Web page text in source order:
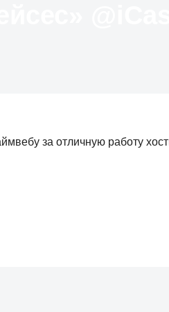
за отличную работу